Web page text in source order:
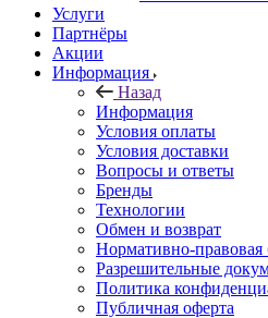
Услуги
Партнёры
Акции
Информация
Назад
Информация
Условия оплаты
Условия доставки
Вопросы и ответы
Бренды
Технологии
Обмен и возврат
Нормативно-правовая
Разрешительные
Политика
Публичная оферта